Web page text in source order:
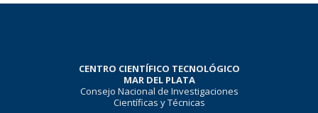
CENTRO CIENTÍFICO TECNOLÓGICO
MAR DEL PLATA
Consejo Nacional de Investigaciones
Científicas y Técnicas